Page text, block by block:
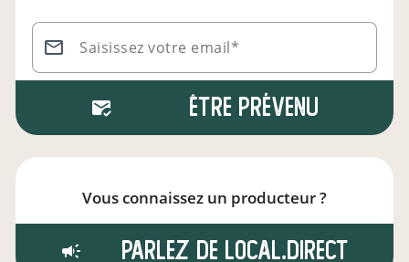
Saisissez votre email*
Être prévenu
Vous connaissez un producteur ?
Parlez de local.direct